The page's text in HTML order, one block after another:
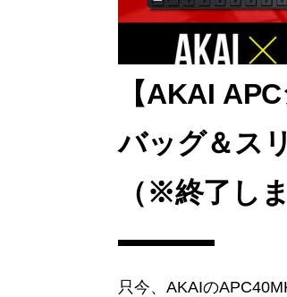
【AKAI
バッグ＆ス
（※終了し
只今、AKAIの